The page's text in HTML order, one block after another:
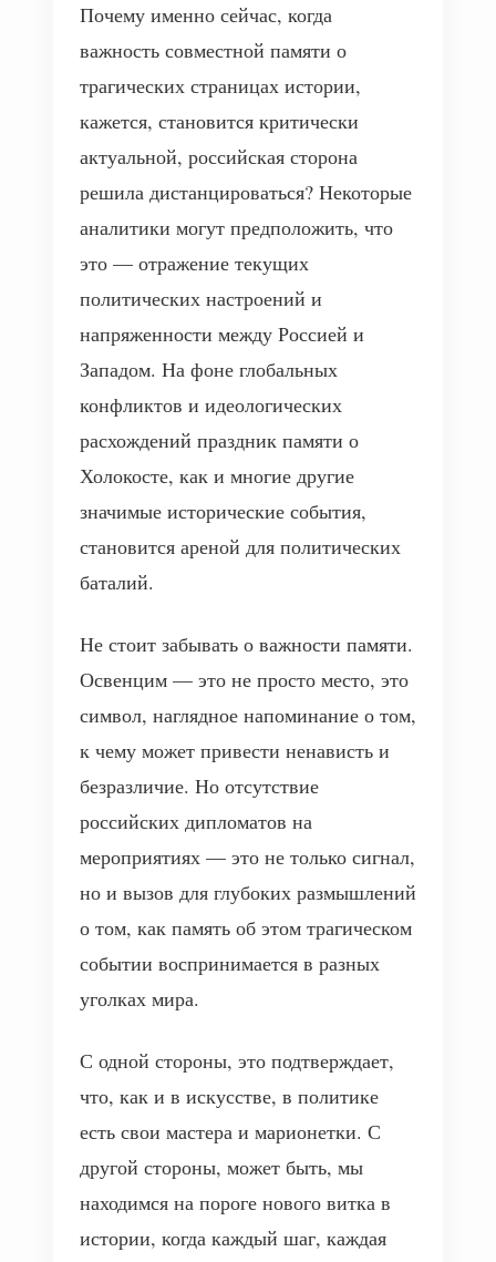
Почему именно сейчас, когда
важность совместной памяти о
трагических страницах истории,
кажется, становится критически
актуальной, российская сторона
решила дистанцироваться? Некоторые
аналитики могут предположить, что
это — отражение текущих
политических настроений и
напряженности между Россией и
Западом. На фоне глобальных
конфликтов и идеологических
расхождений праздник памяти о
Холокосте, как и многие другие
значимые исторические события,
становится ареной для политических
баталий.
Не стоит забывать о важности памяти.
Освенцим — это не просто место, это
символ, наглядное напоминание о том,
к чему может привести ненависть и
безразличие. Но отсутствие
российских дипломатов на
мероприятиях — это не только сигнал,
но и вызов для глубоких размышлений
о том, как память об этом трагическом
событии воспринимается в разных
уголках мира.
С одной стороны, это подтверждает,
что, как и в искусстве, в политике
есть свои мастера и марионетки. С
другой стороны, может быть, мы
находимся на пороге нового витка в
истории, когда каждый шаг, каждая